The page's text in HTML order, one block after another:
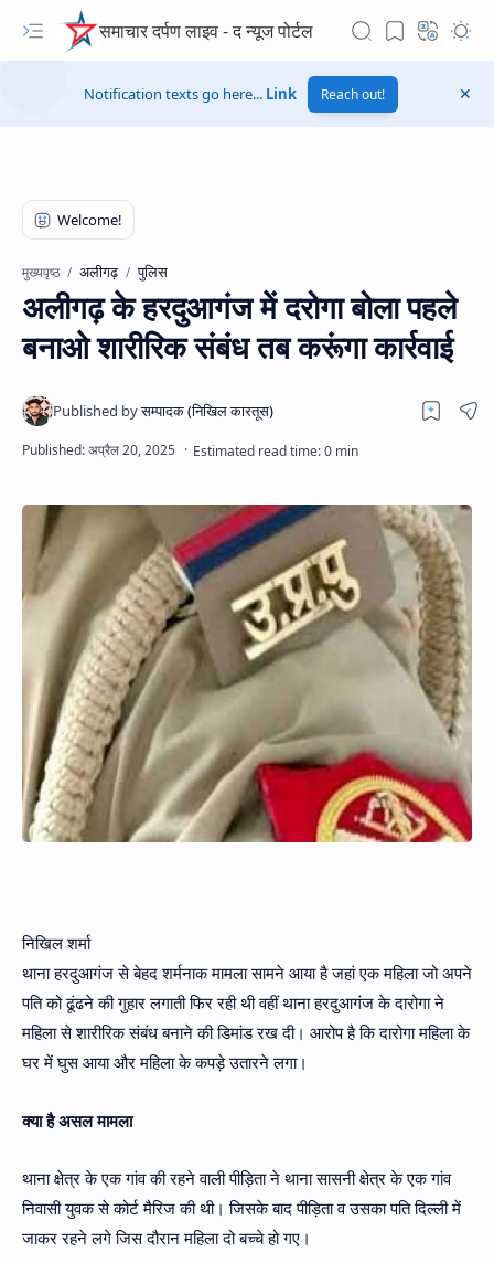
समाचार दर्पण लाइव - द न्यूज पोर्टल
Hidden Menu
Notification texts go here... Link Reach out!
मुख्यपृष्ठ अलीगढ़ पुलिस
अलीगढ़ के हरदुआगंज में दरोगा बोला पहले
बनाओ शारीरिक संबंध तब करूंगा कार्रवाई
निखिल शर्मा
थाना हरदुआगंज से बेहद शर्मनाक मामला सामने आया है जहां एक महिला जो अपने
पति को ढूंढने की गुहार लगाती फिर रही थी वहीं थाना हरदुआगंज के दारोगा ने
महिला से शारीरिक संबंध बनाने की डिमांड रख दी। आरोप है कि दारोगा महिला के
घर में घुस आया और महिला के कपड़े उतारने लगा।
क्या है असल मामला
थाना क्षेत्र के एक गांव की रहने वाली पीड़िता ने थाना सासनी क्षेत्र के एक गांव
निवासी युवक से कोर्ट मैरिज की थी। जिसके बाद पीड़िता व उसका पति दिल्ली में
जाकर रहने लगे जिस दौरान महिला दो बच्चे हो गए।